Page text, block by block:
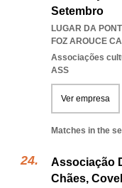
Setembro
LUGAR DA
FOZ AROUCE
Associações
ASS
Ver empresa
Matches in the
Associação
Chães,